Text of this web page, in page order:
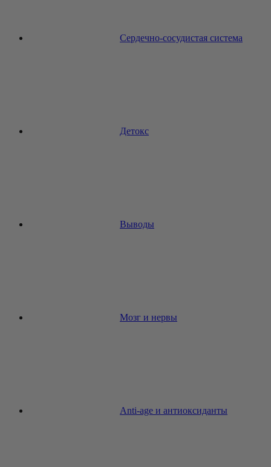
Сердечно-сосудистая система
Детокс
Выводы
Мозг и нервы
Anti-age и антиоксиданты